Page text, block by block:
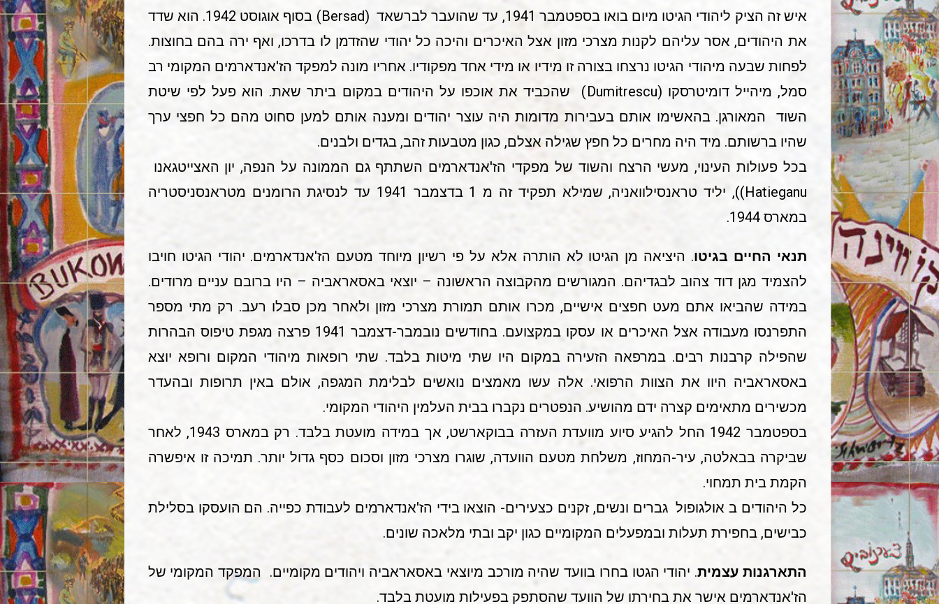
איש זה הציק ליהודי הגיטו מיום בואו בספטמבר 1941, עד שהועבר לברשאד (Bersad) בסוף אוגוסט 1942. הוא שדד
את היהודים, אסר עליהם לקנות מצרכי מזון אצל האיכרים והיכה כל יהודי שהזדמן לו בדרכו, ואף ירה בהם בחוצות.
לפחות שבעה מיהודי הגיטו נרצחו בצורה זו מידיו או מידי אחד מפקודיו. אחריו מונה למפקד הז'אנדארמים המקומי רב
סמל, מיהייל דומיטרסקו (Dumitrescu) שהכביד את אוכפו על היהודים במקום ביתר שאת. הוא פעל לפי שיטת
השוד המאורגן. בהאשימו אותם בעבירות מדומות היה עוצר יהודים ומענה אותם למען סחוט מהם כל חפצי ערך
שהיו ברשותם. מיד היה מחרים כל חפץ שגילה אצלם, כגון מטבעות זהב, בגדים ולבנים.
בכל פעולות העינוי, מעשי הרצח והשוד של מפקדי הז'אנדארמים השתתף גם הממונה על הנפה, יון האצייטגאנו
Hatieganu)), יליד טראנסילוואניה, שמילא תפקיד זה מ 1 בדצמבר 1941 עד לנסיגת הרומנים מטראנסניסטריה
במארס 1944.
תנאי החיים בגיטו. היציאה מן הגיטו לא הותרה אלא על פי רשיון מיוחד מטעם הז'אנדארמים. יהודי הגיטו חויבו
להצמיד מגן דוד צהוב לבגדיהם. המגורשים מהקבוצה הראשונה – יוצאי באסאראביה – היו ברובם עניים מרודים.
במידה שהביאו אתם מעט חפצים אישיים, מכרו אותם תמורת מצרכי מזון ולאחר מכן סבלו רעב. רק מתי מספר
התפרנסו מעבודה אצל האיכרים או עסקו במקצועם. בחודשים נובמבר-דצמבר 1941 פרצה מגפת טיפוס הבהרות
שהפילה קרבנות רבים. במרפאה הזעירה במקום היו שתי מיטות בלבד. שתי רופאות מיהודי המקום ורופא יוצא
באסאראביה היוו את הצוות הרפואי. אלה עשו מאמצים נואשים לבלימת המגפה, אולם באין תרופות ובהעדר
מכשירים מתאימים קצרה ידם מהושיע. הנפטרים נקברו בבית העלמין היהודי המקומי.
בספטמבר 1942 החל להגיע סיוע מוועדת העזרה בבוקארשט, אך במידה מועטת בלבד. רק במארס 1943, לאחר
שביקרה בבאלטה, עיר-המחוז, משלחת מטעם הוועדה, שוגרו מצרכי מזון וסכום כסף גדול יותר. תמיכה זו איפשרה
הקמת בית תמחוי.
כל היהודים ב אולגופול גברים ונשים, זקנים כצעירים- הוצאו בידי הז'אנדארמים לעבודת כפייה. הם הועסקו בסלילת
כבישים, בחפירת תעלות ובמפעלים המקומיים כגון יקב ובתי מלאכה שונים.
התארגנות עצמית. יהודי הגטו בחרו בוועד שהיה מורכב מיוצאי באסאראביה ויהודים מקומיים. המפקד המקומי של
הז'אנדארמים אישר את בחירתו של הוועד שהסתפק בפעילות מועטת בלבד.